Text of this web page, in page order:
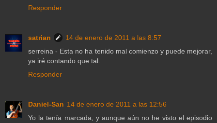
Responder
satrian
14 de enero de 2011 a las 8:57
serreina - Esta no ha tenido mal comienzo y puede mejorar,
ya iré contando que tal.
Responder
Daniel-San 14 de enero de 2011 a las 12:56
Yo la tenía marcada, y aunque aún no he visto el episodio